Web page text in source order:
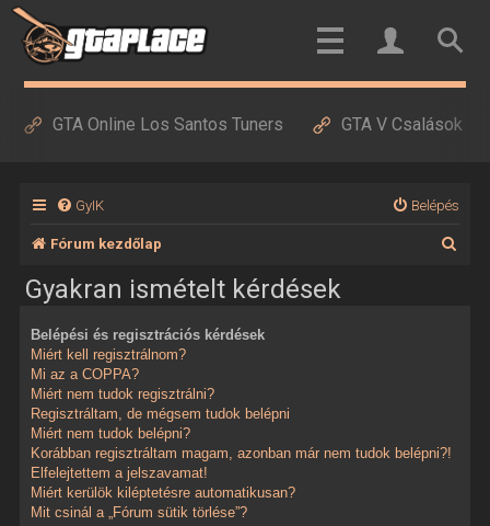
GTA Online Los Santos Tuners GTA V Csalások
GyIK Belépés
Fórum kezdőlap
Gyakran ismételt kérdések
Belépési és regisztrációs kérdések
Miért kell regisztrálnom?
Mi az a COPPA?
Miért nem tudok regisztrálni?
Regisztráltam, de mégsem tudok belépni
Miért nem tudok belépni?
Korábban regisztráltam magam, azonban már nem tudok belépni?!
Elfelejtettem a jelszavamat!
Miért kerülök kiléptetésre automatikusan?
Mit csinál a „Fórum sütik törlése”?